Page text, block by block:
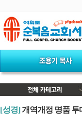
[성경]개역개정 명품